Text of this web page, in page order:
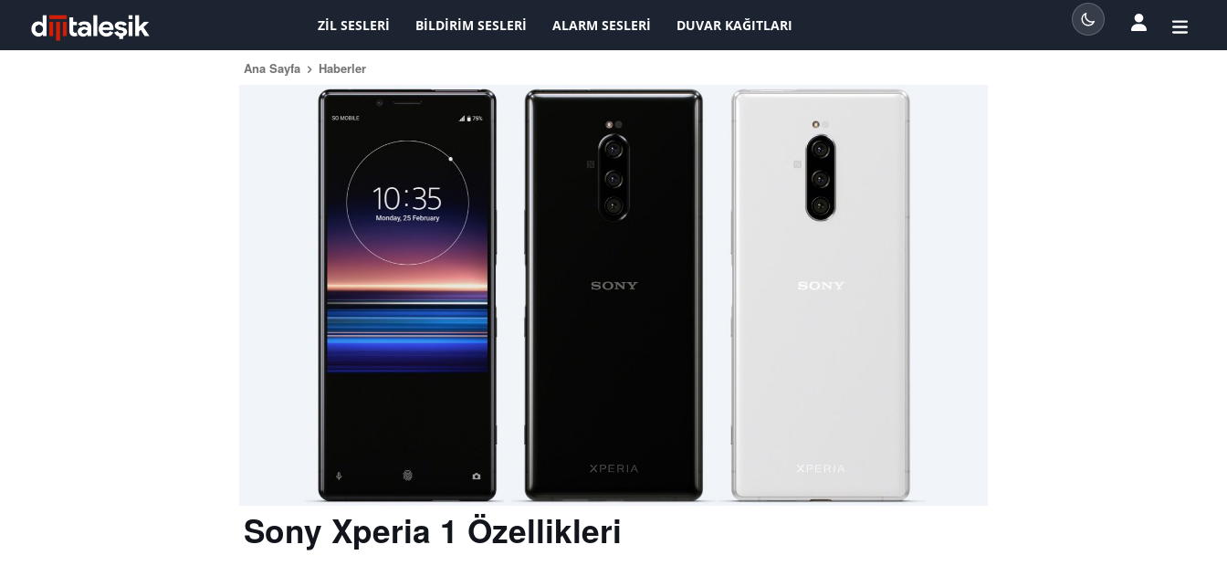
KAYDOLMAK İSTİYORUM
ZIL SESLERI BILDIRIM SESLERI ALARM SESLERI DUVAR KAĞITLARI
Ana Sayfa Haberler
Sony Xperia 1 Özellikleri